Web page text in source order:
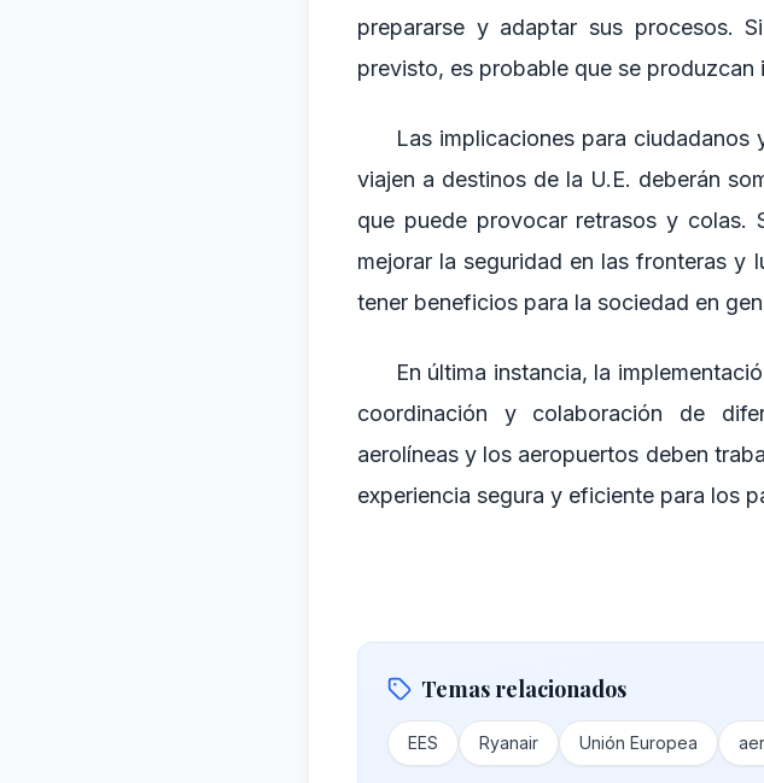
prepararse y adaptar sus procesos.
previsto, es probable que se
Las implicaciones para
viajen a destinos de la U.E. deberán
que puede provocar retrasos y colas.
mejorar la seguridad en las fronteras y
tener beneficios para la sociedad en
En última instancia, la
coordinación y colaboración de
aerolíneas y los aeropuertos deben
experiencia segura y eficiente para los
Temas relacionados
EES Ryanair Unión Europea